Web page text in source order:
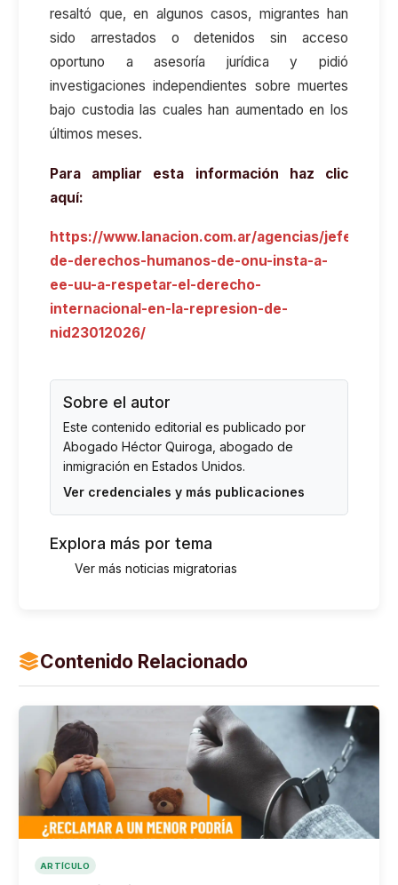
resaltó que, en algunos casos, migrantes han
sido arrestados o detenidos sin acceso
oportuno a asesoría jurídica y pidió
investigaciones independientes sobre muertes
bajo custodia las cuales han aumentado en los
últimos meses.
Para ampliar esta información haz clic
aquí:
https://www.lanacion.com.ar/agencias/jefe-
de-derechos-humanos-de-onu-insta-a-
ee-uu-a-respetar-el-derecho-
internacional-en-la-represion-de-
nid23012026/
Sobre el autor
Este contenido editorial es publicado por
Abogado Héctor Quiroga , abogado de
inmigración en Estados Unidos.
Ver credenciales y más publicaciones
Explora más por tema
Ver más noticias migratorias
Contenido Relacionado
ARTÍCULO